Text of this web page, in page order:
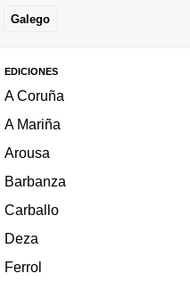
Galego
EDICIONES
A Coruña
A Mariña
Arousa
Barbanza
Carballo
Deza
Ferrol